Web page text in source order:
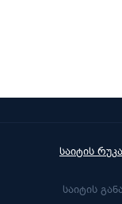
საიტის რუკა
საიტის